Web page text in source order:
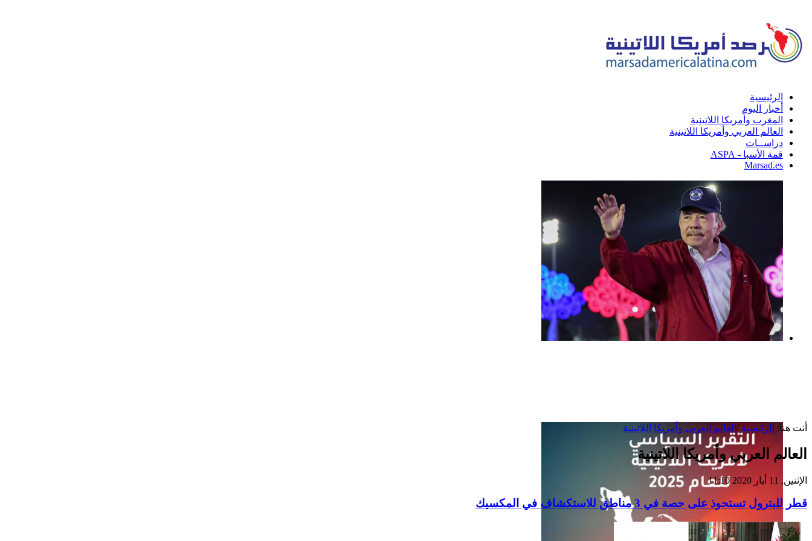
الرئيسية
أخبار اليوم
المغرب وأمريكا اللاتينية
العالم العربي وأمريكا اللاتينية
دراســات
قمة الأسبا - ASPA
Marsad.es
أنت هنا: الرئيسية/ العالم العربي وأمريكا اللاتينية
العالم العربي وأمريكا اللاتينية
الإثنين, 11 أيار 2020 11:10
قطر للبترول تستحوذ على حصة في 3 مناطق للاستكشاف في المكسيك